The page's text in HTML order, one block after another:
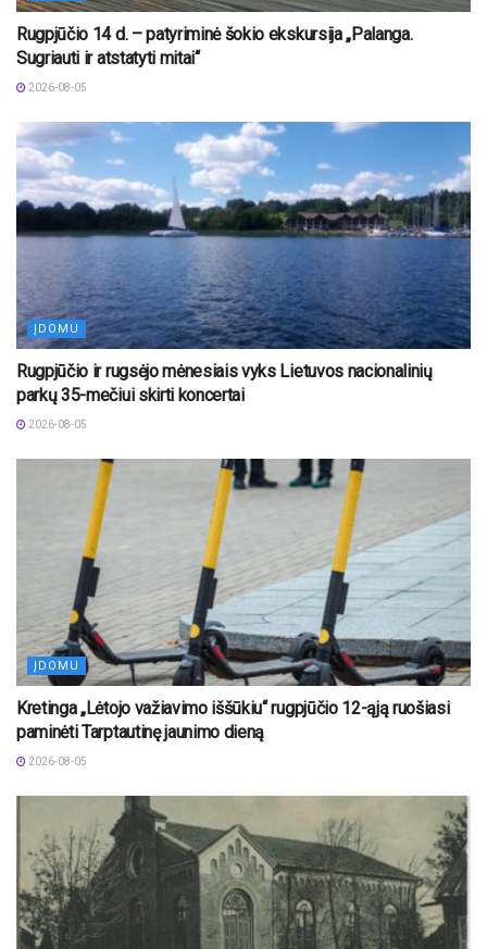
Rugpjūčio 14 d. – patyriminė šokio ekskursija „Palanga.
Sugriauti ir atstatyti mitai“
2026-08-05
ĮDOMU
Rugpjūčio ir rugsėjo mėnesiais vyks Lietuvos nacionalinių
parkų 35-mečiui skirti koncertai
2026-08-05
ĮDOMU
Kretinga „Lėtojo važiavimo iššūkiu“ rugpjūčio 12-ąją ruošiasi
paminėti Tarptautinę jaunimo dieną
2026-08-05